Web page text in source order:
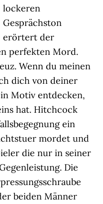
lockeren
Gesprächston
erörtert der
perfekten Mord.
Wenn du meinen
dich von deiner
Motiv entdecken,
hat. Hitchcock
ein
mordet und
die nur in seiner
Die
beiden Männer